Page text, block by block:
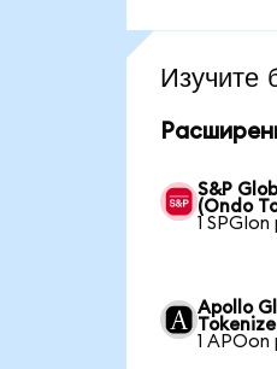
Изучите
S&P
(Ondo
1
Apollo
1 APOon